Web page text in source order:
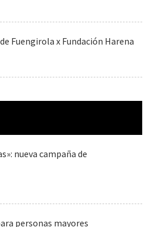
Fuengirola x Fundación Harena
nueva campaña de
personas mayores